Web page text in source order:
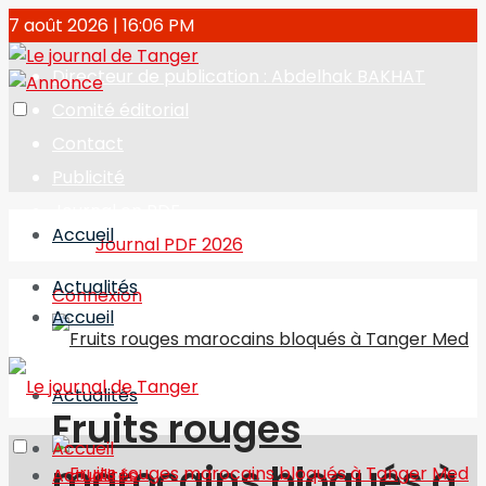
7 août 2026 | 16:06 PM
Directeur de publication : Abdelhak BAKHAT
Journal PDF 2026
Connexion
Accueil
Actualités
Fruits rouges
Accueil
Actualités
Accueil
Actualités